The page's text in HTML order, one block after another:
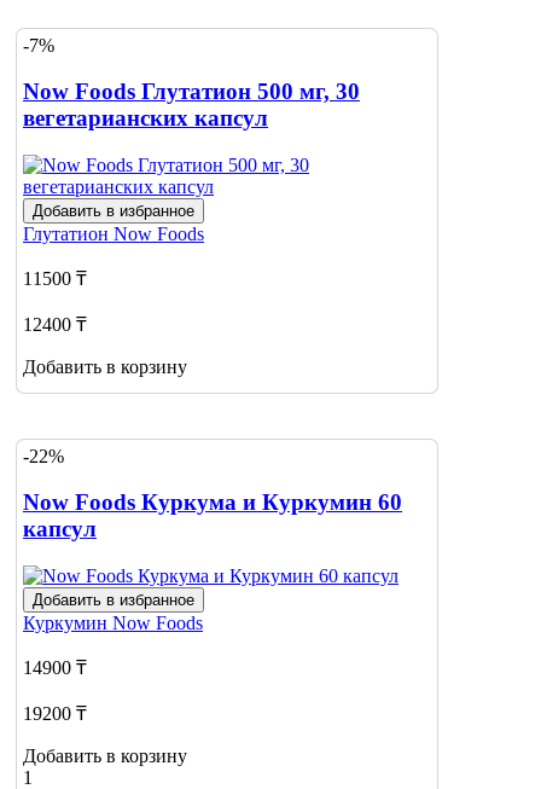
-7%
Now Foods Глутатион 500 мг, 30
вегетарианских капсул
Добавить в избранное
Глутатион Now Foods
11500 ₸
12400 ₸
Добавить в корзину
-22%
Now Foods Куркума и Куркумин 60
капсул
Добавить в избранное
Куркумин Now Foods
14900 ₸
19200 ₸
Добавить в корзину
1